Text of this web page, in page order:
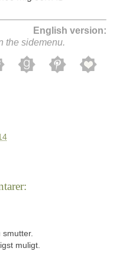
English version:
the sidemenu.
smutter.
muligt.